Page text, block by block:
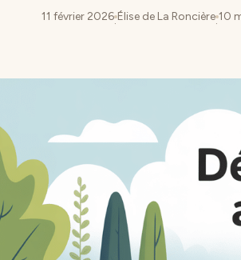
11 février 2026
·
Élise de La Roncière
·
10